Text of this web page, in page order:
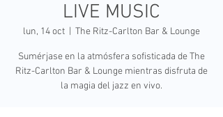
LIVE MUSIC
lun, 14 oct The Ritz-Carlton Bar & Lounge
Sumérjase en la atmósfera sofisticada de The
Ritz-Carlton Bar & Lounge mientras disfruta de
la magia del jazz en vivo.